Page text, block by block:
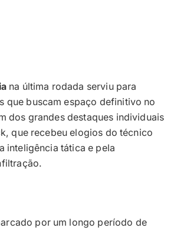
na última rodada serviu para
que buscam espaço definitivo no
dos grandes destaques individuais
que recebeu elogios do técnico
inteligência tática e pela
por um longo período de